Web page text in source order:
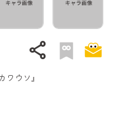
share
ウソ』